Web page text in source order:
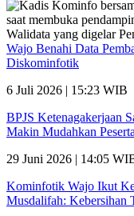
Wajo Benahi Data
Diskominfotik
6 Juli 2026 | 15:23 WIB
BPJS Ketenagakerjaan
Makin Mudahkan
29 Juni 2026 | 14:05
Kominfotik Wajo Ikut
Musdalifah: Kebersihan